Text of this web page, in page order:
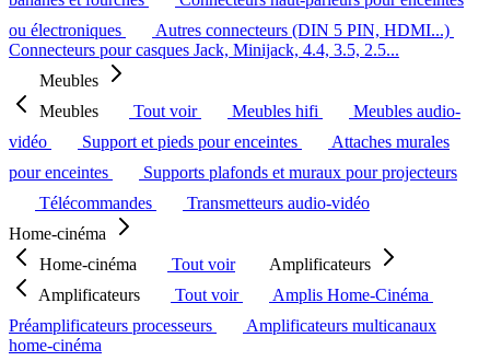
ou électroniques
Autres connecteurs (DIN 5 PIN, HDMI...)
Connecteurs pour casques Jack, Minijack, 4.4, 3.5, 2.5...
Meubles
Meubles
Tout voir Meubles hifi
Meubles audio-
vidéo
Support et pieds pour enceintes
Attaches murales
pour enceintes
Supports plafonds et muraux pour projecteurs
Télécommandes
Transmetteurs audio-vidéo
Home-cinéma
Home-cinéma
Tout voir
Amplificateurs
Amplificateurs
Tout voir
Amplis Home-Cinéma
Préamplificateurs processeurs
Amplificateurs multicanaux
home-cinéma